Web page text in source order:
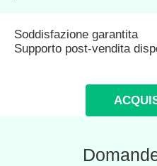
Soddisfazione garantita
Supporto post-vendita